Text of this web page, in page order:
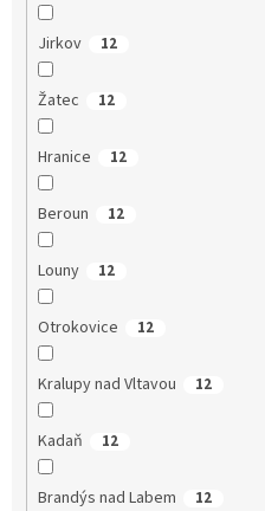
Jirkov 12
Žatec 12
Hranice 12
Beroun 12
Louny 12
Otrokovice 12
Kralupy nad Vltavou 12
Kadaň 12
Brandýs nad Labem 12